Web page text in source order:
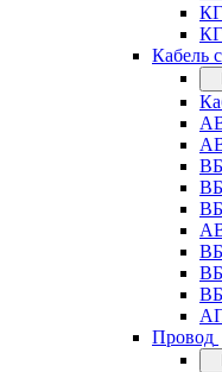
Кабель
Провод